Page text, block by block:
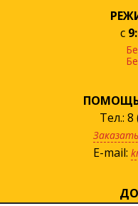
с
Тел.: 8
E-mail: